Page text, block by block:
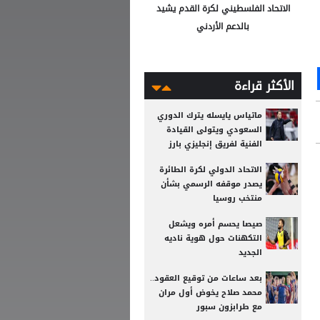
الاتحاد الفلسطيني لكرة القدم يشيد
بالدعم الأردني
الأكثر قراءة
ماتياس يايسله يترك الدوري
السعودي ويتولى القيادة
الفنية لفريق إنجليزي بارز
الاتحاد الدولي لكرة الطائرة
يصدر موقفه الرسمي بشأن
منتخب روسيا
صيصا يحسم أمره ويشعل
التكهنات حول هوية ناديه
الجديد
بعد ساعات من توقيع العقود..
محمد صلاح يخوض أول مران
مع طرابزون سبور